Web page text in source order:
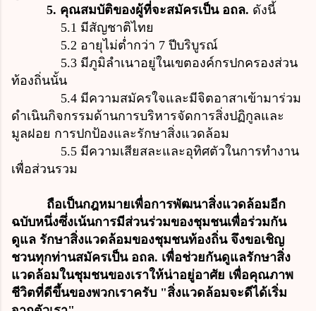
5. คุณสมบัติของผู้ที่จะสมัครเป็น อถล. ดังนี้
5.1 มีสัญชาติไทย
5.2 อายุไม่ต่ำกว่า 7 ปีบริบูรณ์
5.3 มีภูมิลำเนาอยู่ในเขตองค์กรปกครองส่วน
ท้องถิ่นนั้น
5.4 มีความสมัครใจและมีจิตอาสาเข้ามาร่วม
ดำเนินกิจกรรมด้านการบริหารจัดการสิ่งปฏิกูลและ
มูลฝอย การปกป้องและรักษาสิ่งแวดล้อม
5.5 มีความเสียสละและอุทิศตัวในการทำงาน
เพื่อส่วนรวม
ถือเป็นกฎหมายเพื่อการพัฒนาสิ่งแวดล้อมอีก
ฉบับหนึ่งซึ่งเน้นการมีส่วนร่วมของชุมชนเพื่อร่วมกัน
ดูแล รักษาสิ่งแวดล้อมของชุมชนท้องถิ่น จึงขอเชิญ
ชวนทุกท่านสมัครเป็น อถล. เพื่อช่วยกันดูแลรักษาสิ่ง
แวดล้อมในชุมชนของเราให้น่าอยู่อาศัย เพื่อคุณภาพ
ชีวิตที่ดีขึ้นของพวกเราครับ "สิ่งแวดล้อมจะดีได้เริ่ม